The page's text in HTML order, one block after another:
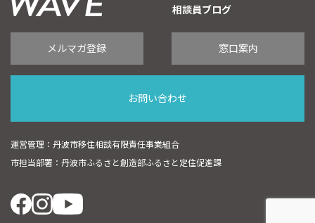
相談員ブログ
メルマガ登録 窓口案内
お問い合わせ
運営管理：丹波市移住相談有限責任事業組合
市担当部署：丹波市ふるさと創造部ふるさと定住促進課